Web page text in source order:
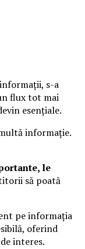
s-a
flux tot mai
esențiale.
informație.
le
să poată
pe informația
oferind
interes.